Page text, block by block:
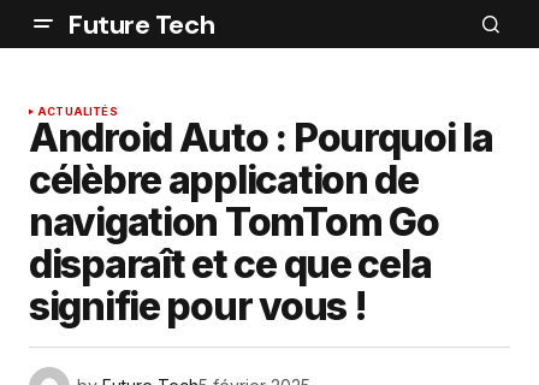
Future Tech
ACTUALITÉS
Android Auto : Pourquoi la
célèbre application de
navigation TomTom Go
disparaît et ce que cela
signifie pour vous !